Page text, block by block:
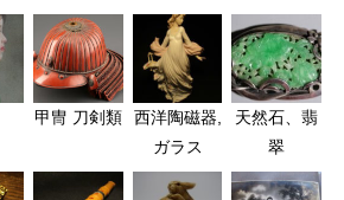
甲冑 刀剣類
西洋陶磁器,
ガラス
天然石、翡
翠